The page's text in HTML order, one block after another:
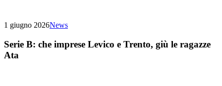
1 giugno 2026News
Serie B: che imprese Levico e Trento, giù le ragazze
Ata